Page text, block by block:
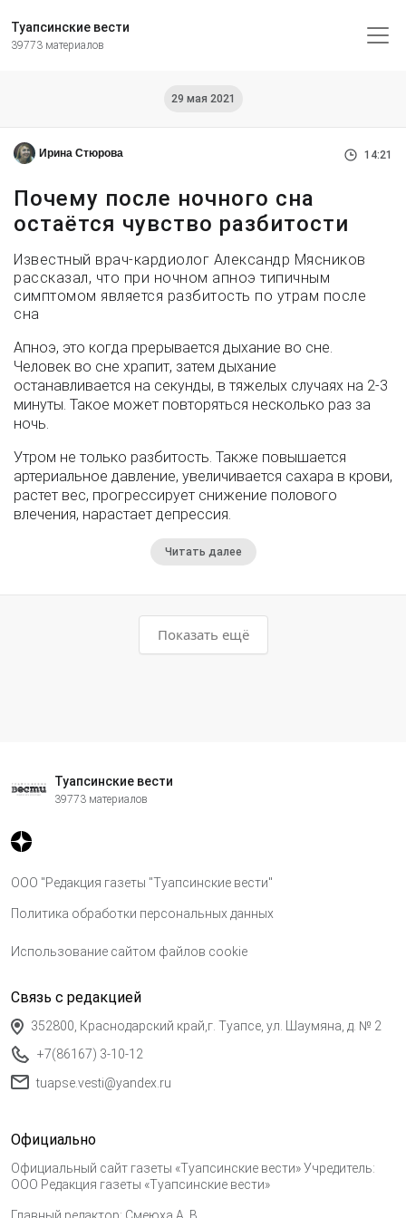
Туапсинские вести
39773 материалов
29 мая 2021
Ирина Стюрова 14:21
Почему после ночного сна
остаётся чувство разбитости
Известный врач-кардиолог Александр Мясников
рассказал, что при ночном апноэ типичным
симптомом является разбитость по утрам после
сна
Апноэ, это когда прерывается дыхание во сне.
Человек во сне храпит, затем дыхание
останавливается на секунды, в тяжелых случаях на 2-3
минуты. Такое может повторяться несколько раз за
ночь.
Утром не только разбитость. Также повышается
артериальное давление, увеличивается сахара в крови,
растет вес, прогрессирует снижение полового
влечения, нарастает депрессия.
Читать далее
Показать ещё
Туапсинские вести
39773 материалов
ООО "Редакция газеты "Туапсинские вести"
Политика обработки персональных данных
Использование сайтом файлов cookie
Связь с редакцией
352800, Краснодарский край,г. Туапсе, ул. Шаумяна, д. № 2
+7(86167) 3-10-12
tuapse.vesti@yandex.ru
Официально
Официальный сайт газеты «Туапсинские вести» Учредитель:
ООО Редакция газеты «Туапсинские вести»